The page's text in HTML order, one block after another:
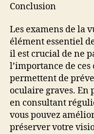
Conclusion
Les examens de la
élément essentiel
il est crucial de ne
l’importance de
permettent de
oculaire graves. En
en consultant
vous pouvez
préserver votre